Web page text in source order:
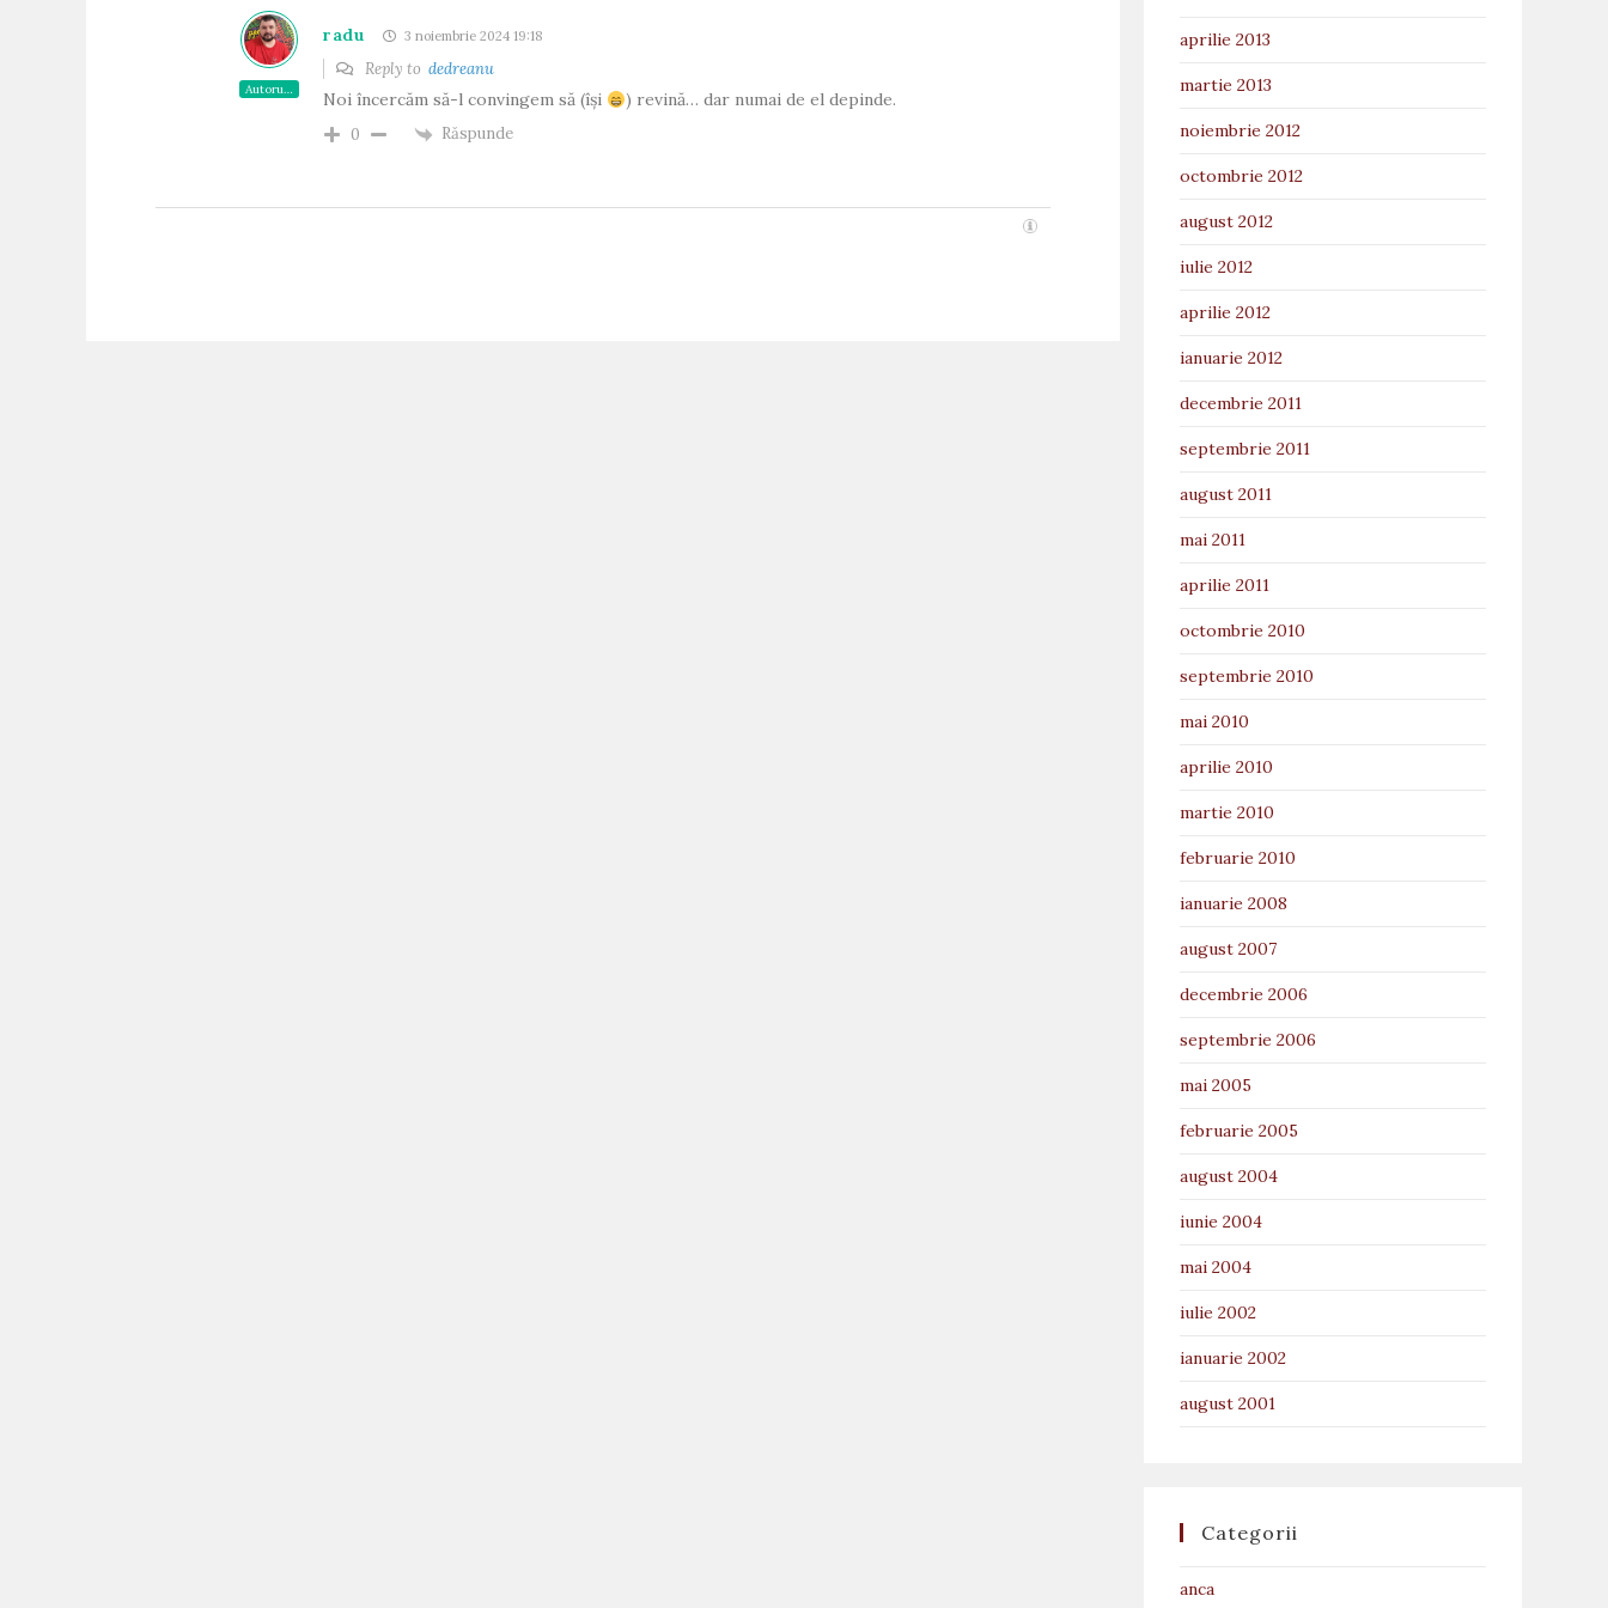
Autorul articolului
radu 3 noiembrie 2024 19:18
Reply to dedreanu
Noi încercăm să-l convingem să (își ) revină… dar numai de el depinde.
0 Răspunde
aprilie 2013
martie 2013
noiembrie 2012
octombrie 2012
august 2012
iulie 2012
aprilie 2012
ianuarie 2012
decembrie 2011
septembrie 2011
august 2011
mai 2011
aprilie 2011
octombrie 2010
septembrie 2010
mai 2010
aprilie 2010
martie 2010
februarie 2010
ianuarie 2008
august 2007
decembrie 2006
septembrie 2006
mai 2005
februarie 2005
august 2004
iunie 2004
mai 2004
iulie 2002
ianuarie 2002
august 2001
Categorii
anca